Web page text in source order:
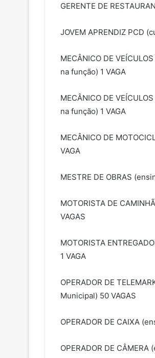
GERENTE DE
JOVEM APRENDIZ PCD
MECÂNICO DE
na função) 1 VAGA
MECÂNICO DE
na função) 1 VAGA
MECÂNICO DE
VAGA
MESTRE DE OBRAS
MOTORISTA DE
VAGAS
MOTORISTA
1 VAGA
OPERADOR DE
Municipal) 50 VAGAS
OPERADOR DE CAIXA
OPERADOR DE